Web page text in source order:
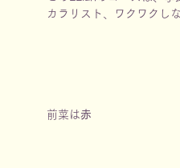
カラリスト、ワクワクし
前菜は赤